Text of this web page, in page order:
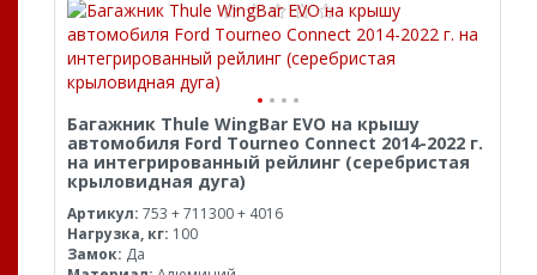
Багажник Thule WingBar EVO на крышу
автомобиля Ford Tourneo Connect 2014-2022 г.
на интегрированный рейлинг (серебристая
крыловидная дуга)
Артикул: 753 + 711300 + 4016
Нагрузка, кг: 100
Замок: Да